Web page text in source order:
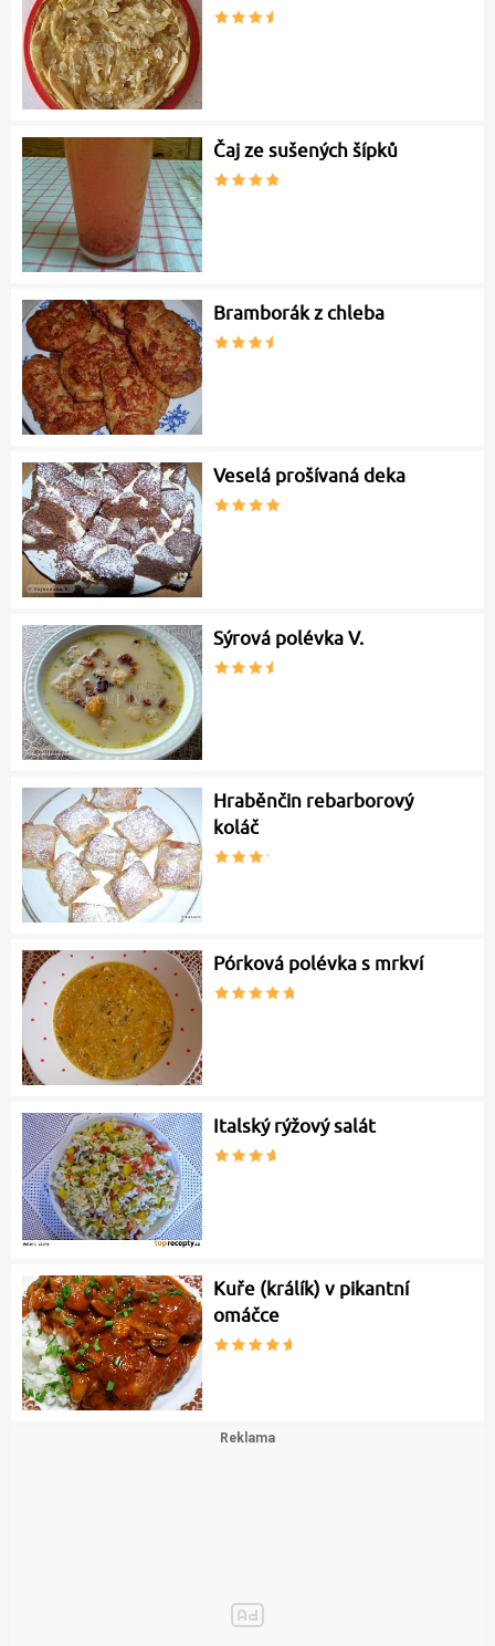
Čaj ze sušených šípků
Bramborák z chleba
Veselá prošívaná deka
Sýrová polévka V.
Hraběnčin rebarborový
koláč
Pórková polévka s mrkví
Italský rýžový salát
Kuře (králík) v pikantní
omáčce